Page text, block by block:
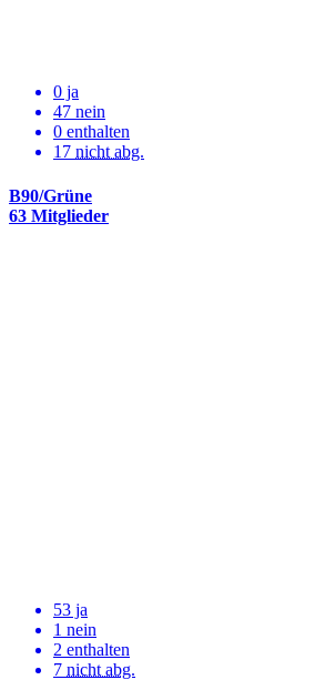
0 ja
47 nein
0 enthalten
17 nicht abg.
B90/Grüne
63 Mitglieder
53 ja
1 nein
2 enthalten
7 nicht abg.